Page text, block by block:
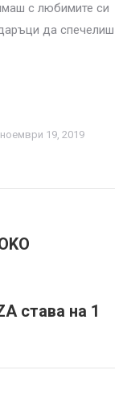
с любимите си
да спечелиш
ноември 19, 2019
става на 1